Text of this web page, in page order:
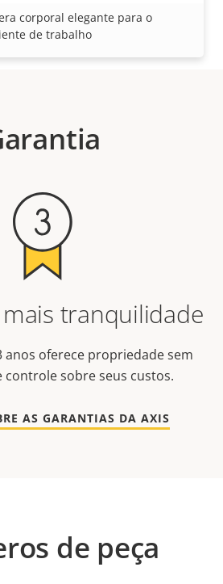
VER MAIS
corporal elegante para o
de trabalho
tranquilidade
anos oferece propriedade sem
controle sobre seus custos.
AS GARANTIAS DA AXIS
de peça